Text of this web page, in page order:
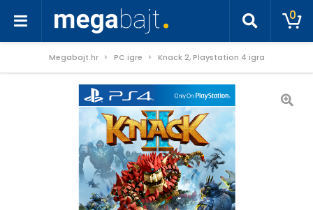
0
Megabajt.hr PC igre Knack 2, Playstation 4 igra